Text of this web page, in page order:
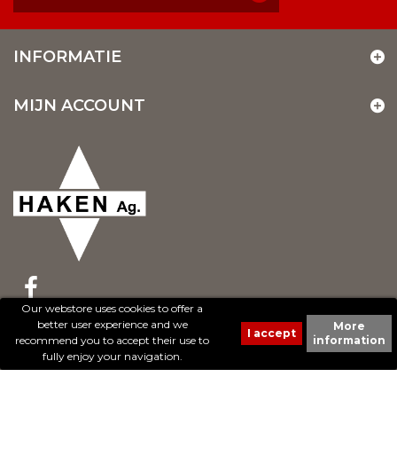
Our webstore uses cookies to offer a
better user experience and we
recommend you to accept their use to
fully enjoy your navigation.
More
information
INFORMATIE
MIJN ACCOUNT
© 2017 - Cheval Liberté. Tous droits réservés.
Création de sites Internet | ProduWeb